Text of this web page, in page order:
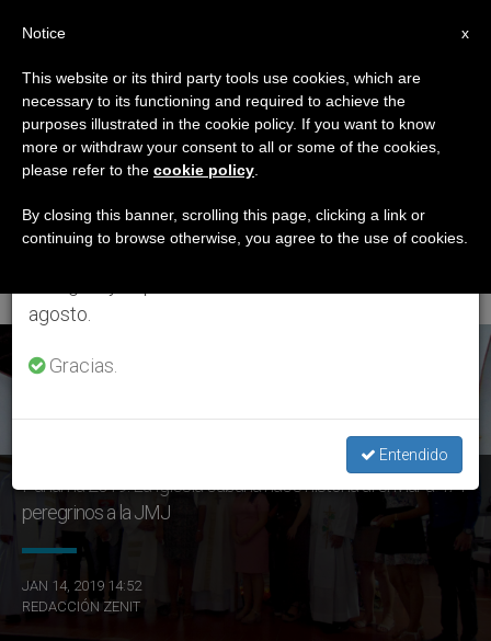
ETIQUETA
Posts Tagged ‘Mons.
Emilio Aranguren
Echeverría’
ÚLTIMAS NOTICIAS
Panamá 2019: La Iglesia cubana hace historia al enviar a 471
peregrinos a la JMJ
JAN 14, 2019 14:52
REDACCIÓN ZENIT
×
Aviso importante
Del 27 de julio al 7 de agosto haremos la pausa
anual, aprovechando que en el periodo de verano
se generan menos informaciones y también el
agosto.
Gracias.
Entendido
x
Notice
This website or its third party tools use cookies, which are
necessary to its functioning and required to achieve the
purposes illustrated in the cookie policy. If you want to know
more or withdraw your consent to all or some of the cookies,
please refer to the cookie policy
By closing this banner, scrolling this page, clicking a link or
continuing to browse otherwise, you agree to the use of cookies.